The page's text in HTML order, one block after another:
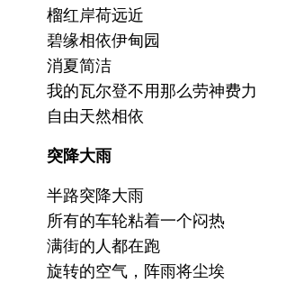
榴红岸荷远近
碧缘相依伊甸园
消夏简洁
我的瓦尔登不用那么劳神费力
自由天然相依
突降大雨
半路突降大雨
所有的车轮粘着一个闷热
满街的人都在跑
旋转的空气，阵雨将尘埃